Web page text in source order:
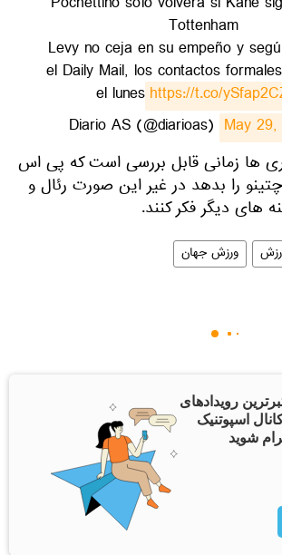
Tottenham
📍 Levy no ceja en su empeño y
el Daily Mail, los contactos
el lunes https://t.co/
May
ها زمانی قابل بررسی است که پی اس
را بدهد در غیر این صورت رئال و
های دیگر فکر کنند.
ورزش جهان
رویدادهای
اسپوتنیک
شوید